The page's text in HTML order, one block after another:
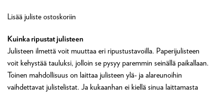
Lisää juliste ostoskoriin
Kuinka ripustat julisteen
Julisteen ilmettä voit muuttaa eri ripustustavoilla. Paperijulisteen
voit kehystää tauluksi, jolloin se pysyy paremmin seinällä paikallaan.
Toinen mahdollisuus on laittaa julisteen ylä- ja alareunoihin
vaihdettavat julistelistat. Ja kukaanhan ei kiellä sinua laittamasta